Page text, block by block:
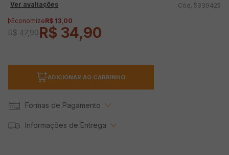
Ver avaliações
5339425
EconomizeR$ 13 00
R$ 47,90R$ 34,90
ADICIONAR AO CARRINHO
Formas de Pagamento
Informações de Entrega